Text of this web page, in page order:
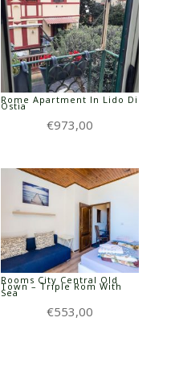
Rome Apartment In Lido Di
Ostia
€973,00
Rooms City Central Old
Town – Triple Rom With
Sea
€553,00